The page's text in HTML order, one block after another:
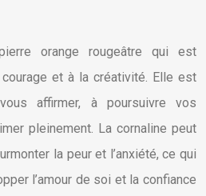
orange rougeâtre qui est
et à la créativité. Elle est
affirmer, à poursuivre vos
pleinement. La cornaline peut
la peur et l’anxiété, ce qui
l’amour de soi et la confiance